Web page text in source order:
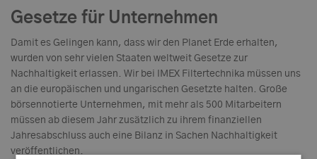
Gesetze für Unternehmen
Damit es Gelingen kann, dass wir den Planet Erde erhalten,
wurden von sehr vielen Staaten weltweit Gesetze zur
Nachhaltigkeit erlassen. Wir bei IMEX Filtertechnika müssen uns
an die europäischen und ungarischen Gesetzte halten. Große
börsennotierte Unternehmen, mit mehr als 500 Mitarbeitern
müssen ab diesem Jahr zusätzlich zu ihrem finanziellen
Jahresabschluss auch eine Bilanz in Sachen Nachhaltigkeit
veröffentlichen.